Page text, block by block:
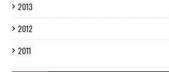
2013
2012
2011